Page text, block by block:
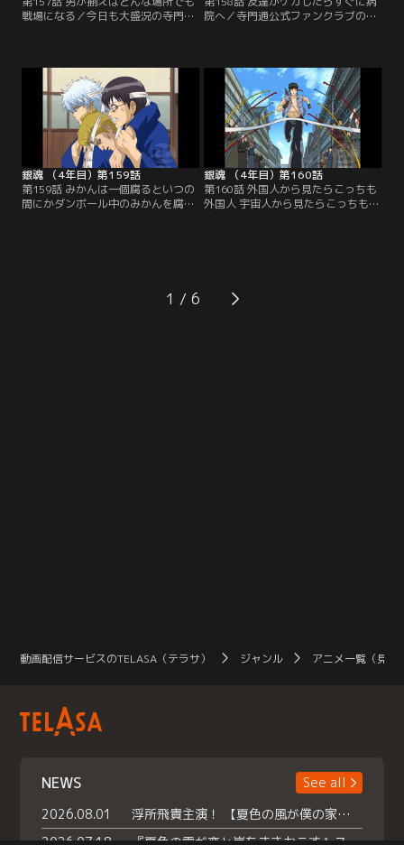
戦場になる／今日も大盛況の寺門通
だ。しかも隊員が無断で脱退してい
たという事実を知り、激昂する新
八。新興のファンクラブ「通選隊」
への鞍替えだというのだが、そのリ
ーダーは妖刀の呪いでカリスマオタ
クとなった土方だった…！【提供：
バンダイチャンネル】
院へ／寺門通公式ファンクラブの座
よってねじ伏せられたかに見えた
が、実は消滅せずに彼の中に生き続
けていたのだ。覇道を極めようとす
るトッシー、お通ちゃんへの愛が原
動力の新八。勝利は果たしてどちら
の手に…！？【提供：バンダイチャ
ンネル】
銀魂 （4年目）第159話
第159話 みかんは一個腐るといつの
間にかダンボール中のみかんを腐ら
ていく。一計を案じた銀時がタカチ
ンを病院に担ぎ込み、瞬時に回復＆
銀魂 （4年目）第160話
第160話 外国人から見たらこっちも
外国人 宇宙人から見たらこっちも宇
でゴール。当然、替玉疑惑にツッコ
む土方だが、身内にタクシーでの不
1
動画配信サービスのTELASA（テラサ） ジャンル アニメ一覧（見放
NEWS
See all
2026.08.01
浮所飛貴主演！ 【夏色の風が僕の家にやってきた】 本日よりテラサで独占配信スタート！